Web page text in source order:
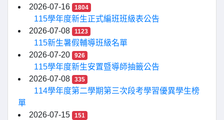
2026-07-16 1804
115學年度新生正式編班班級表公告
2026-07-08
1123
115新生暑假輔導班級名單
2026-07-20
926
115學年度新生安置暨導師抽籤公告
2026-07-08
335
114學年度第二學期第三次段考學習優異學生榜
單
2026-07-15
151